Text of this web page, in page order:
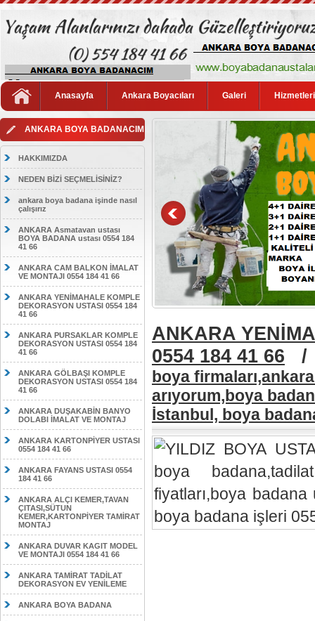
Anasayfa Ankara Boyacıları Galeri
ANKARA BOYA BADANACIM
HAKKIMIZDA
NEDEN BİZİ SEÇMELİSİNİZ?
ankara boya badana işinde nasıl
çalışırız
ANKARA Asmatavan ustası
BOYA BADANA ustası 0554 184
41 66
ANKARA CAM BALKON İMALAT
VE MONTAJI 0554 184 41 66
ANKARA YENİMAHALE KOMPLE
DEKORASYON USTASI 0554 184
41 66
ANKARA PURSAKLAR KOMPLE
DEKORASYON USTASI 0554 184
41 66
ANKARA GÖLBAŞI KOMPLE
DEKORASYON USTASI 0554 184
41 66
ANKARA DUŞAKABİN BANYO
DOLABI İMALAT VE MONTAJ
ANKARA KARTONPİYER USTASI
0554 184 41 66
ANKARA FAYANS USTASI 0554
184 41 66
ANKARA ALÇI KEMER,TAVAN
ÇITASI,SÜTUN
KEMER,KARTONPİYER TAMİRAT
MONTAJ
ANKARA DUVAR KAGIT MODEL
VE MONTAJI 0554 184 41 66
ANKARA TAMİRAT TADİLAT
DEKORASYON EV YENİLEME
ANKARA BOYA BADANA
ANKARA
0554 184 41 66
boya
arıyorum,boya
İstanbul, boya